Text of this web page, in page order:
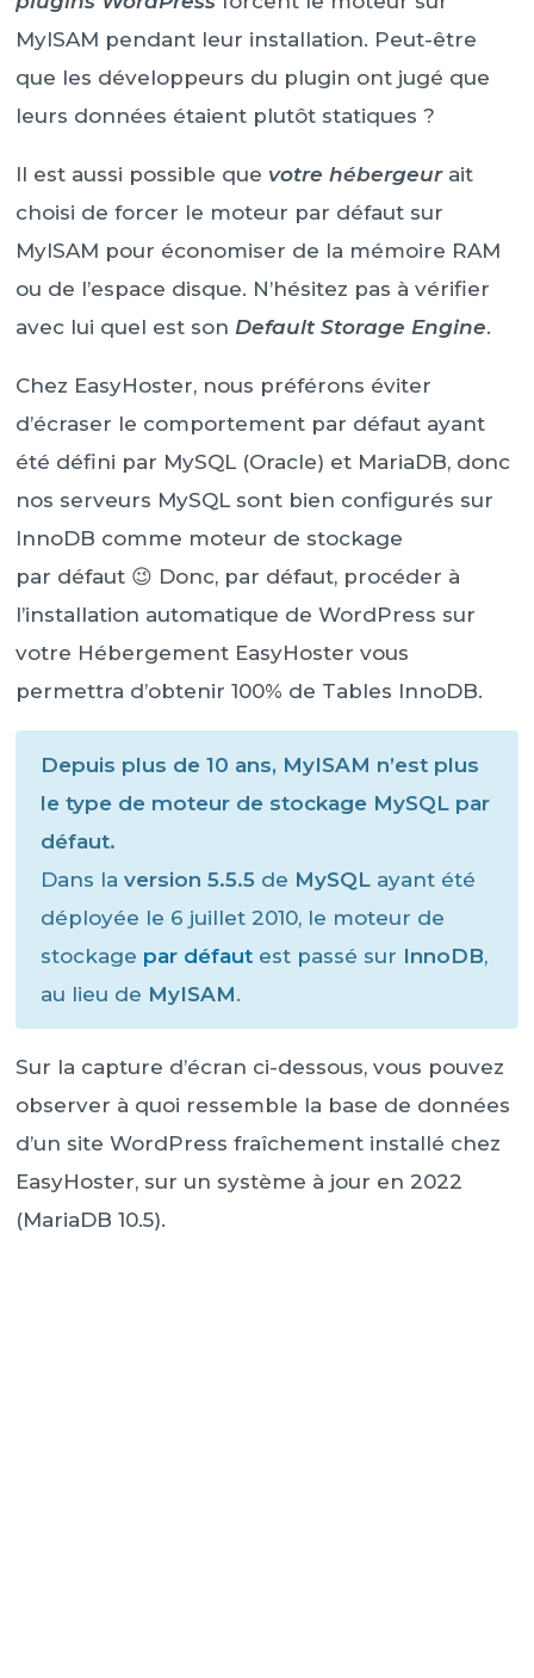
MyISAM pendant leur installation. Peut-être
que les développeurs du plugin ont jugé que
leurs données étaient plutôt statiques ?
Il est aussi possible que votre hébergeurait
choisi de forcer le moteur par défaut sur
MyISAM pour économiser de la mémoire RAM
ou de l’espace disque. N’hésitez pas à vérifier
avec lui quel est son Default Storage Engine.
Chez EasyHoster, nous préférons éviter
d’écraser le comportement par défaut ayant
été défini par MySQL (Oracle) et MariaDB, donc
nos serveurs MySQL sont bien configurés sur
InnoDB comme moteur de stockage
par défaut 😉 Donc, par défaut, procéder à
l’installation automatique de WordPress sur
votre Hébergement EasyHoster vous
permettra d’obtenir 100% de Tables InnoDB.
Depuis plus de 10 ans, MyISAM n’est plus
le type de moteur de stockage MySQL par
défaut.
Dans la version 5.5.5 de MySQL ayant été
déployée le 6 juillet 2010, le moteur de
stockage par défaut est passé sur InnoDB,
au lieu de MyISAM.
Sur la capture d’écran ci-dessous, vous pouvez
observer à quoi ressemble la base de données
d’un site WordPress fraîchement installé chez
EasyHoster, sur un système à jour en 2022
(MariaDB 10.5).